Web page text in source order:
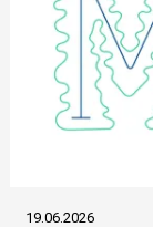
19.06.2026